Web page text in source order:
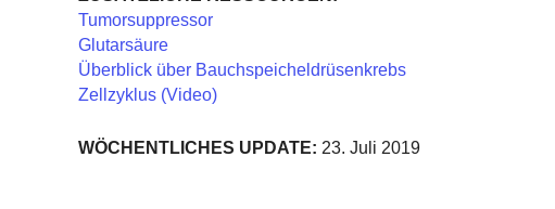
Tumorsuppressor
Glutarsäure
Überblick über Bauchspeicheldrüsenkrebs
Zellzyklus (Video)
WÖCHENTLICHES UPDATE: 23. Juli 2019